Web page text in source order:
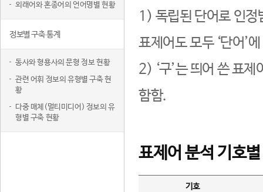
외래어와 혼종어의 언어명별 현황
정보별 구축 통계
동사와 형용사의 문형 정보 현황
관련 어휘 정보의 유형별 구축 현
황
다중 매체(멀티미디어) 정보의 유
형별 구축 현황
1) 독립된 단어로 인정
표제어도 모두 ‘단어’
2) ‘구’는 띄어 쓴 표
함함.
표제어 분석 기호
기호